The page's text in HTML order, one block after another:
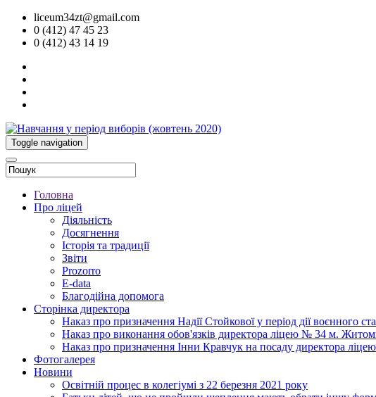
liceum34zt@gmail.com
0 (412) 47 45 23
0 (412) 43 14 19
Toggle navigation
Головна
Про ліцей
Діяльність
Досягнення
Історія та традиції
Звіти
Prozorro
E-data
Благодійна допомога
Сторінка директора
Наказ про призначення Надії Стойкової у період дії воєнного
Наказ про виконання обов'язків директора ліцею № 34 м.
Наказ про призначення Інни Кравчук на посаду директора
Фотогалерея
Новини
Освітній процес в колегіумі з 22 березня 2021 року